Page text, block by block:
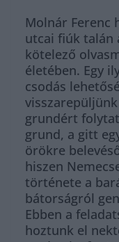
Molnár Ferenc
utcai fiúk talán
kötelező
életében. Egy
csodás
grundért
grund, a gitt
örökre
hiszen
története a
bátorságról
Ebben a
hoztunk el